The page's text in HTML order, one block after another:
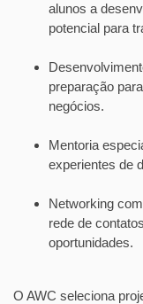
alunos a
potencial para
preparação
negócios.
Mentoria
experientes de
Networking
rede de
oportunidades.
O AWC seleciona